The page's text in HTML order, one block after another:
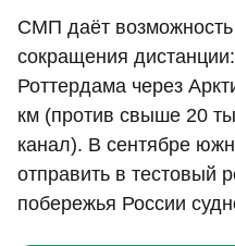
СМП даёт возможность
сокращения
Роттердама через
км (против свыше 20
канал). В сентябре
отправить в тестовый
побережья России